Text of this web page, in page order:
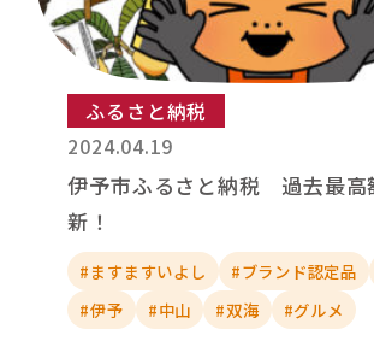
ふるさと納税
2024.04.19
伊予市ふるさと納税 過去最高
新！
#ますますいよし #ブランド認定品
#伊予
#中山 #双海 #グルメ